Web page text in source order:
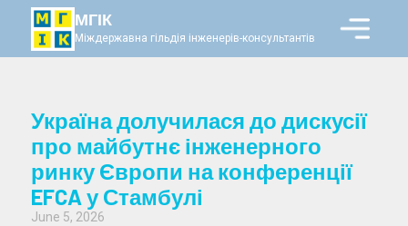
МГІК
Міждержавна гільдія інженерів-консультантів
Україна долучилася до дискусії
про майбутнє інженерного
ринку Європи на конференції
EFCA у Стамбулі
June 5, 2026